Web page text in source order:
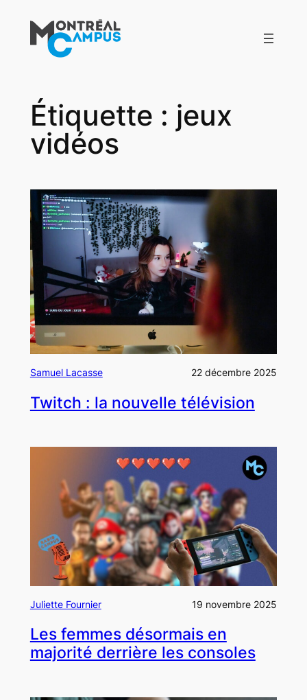
contenu
Étiquette : jeux
vidéos
Samuel Lacasse 22 décembre 2025
Twitch : la nouvelle télévision
Juliette Fournier 19 novembre 2025
Les femmes désormais en
majorité derrière les consoles